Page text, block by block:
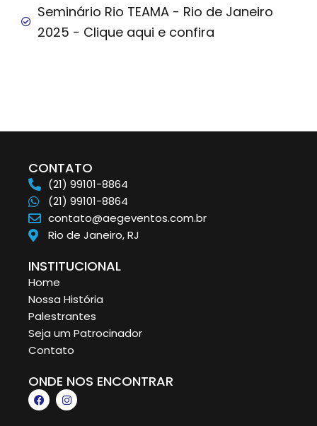
Seminário Rio TEAMA - Rio de Janeiro
2025 - Clique aqui e confira
CONTATO
(21) 99101-8864
(21) 99101-8864
contato@aegeventos.com.br
Rio de Janeiro, RJ
INSTITUCIONAL
Home
Nossa História
Palestrantes
Seja um Patrocinador
Contato
ONDE NOS ENCONTRAR
F
a
c
I
n
s